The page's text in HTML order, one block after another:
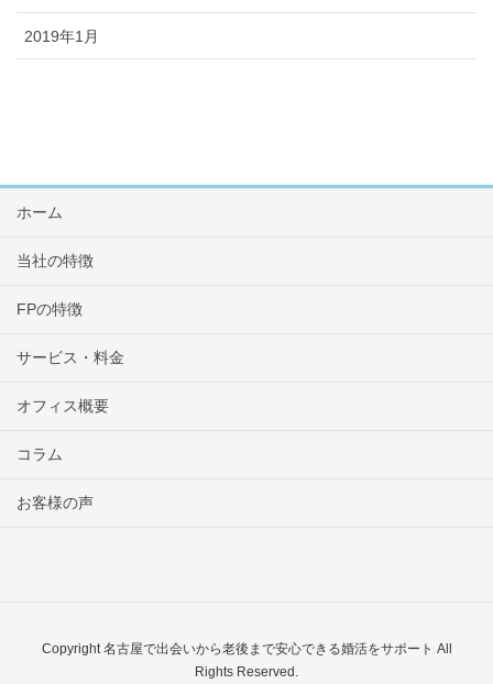
2019年1月
ホーム
当社の特徴
FPの特徴
サービス・料金
オフィス概要
コラム
お客様の声
Copyright 名古屋で出会いから老後まで安心できる婚活をサポート All
Rights Reserved.